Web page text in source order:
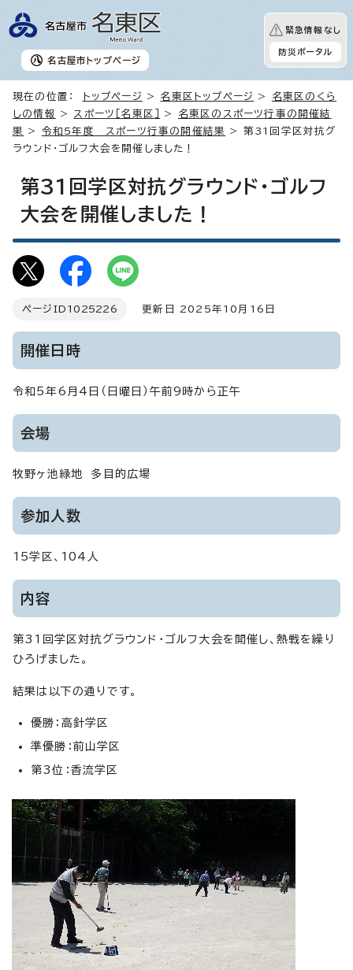
名古屋市 トップページ
緊急情報なし
防災ポータル
現在の位置： トップページ > 名東区トップページ > 名東区のくら
しの情報
> スポーツ［名東区］ > 名東区のスポーツ行事の開催結
果
> 令和5年度 スポーツ行事の開催結果
> 第31回学区対抗グ
ラウンド・ゴルフ大会を開催しました！
第31回学区対抗グラウンド・ゴルフ
大会を開催しました！
ページID 1025226 更新日 2025年10月16日
開催日時
令和5年6月4日（日曜日）午前9時から正午
会場
牧野ヶ池緑地 多目的広場
参加人数
15学区、104人
内容
第31回学区対抗グラウンド・ゴルフ大会を開催し、熱戦を繰り
ひろげました。
結果は以下の通りです。
優勝：高針学区
準優勝：前山学区
第3位：香流学区